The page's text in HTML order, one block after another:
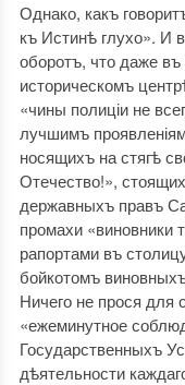
Однако, какъ
къ Истинѣ глухо». И
оборотъ, что даже
историческомъ
«чины полиціи не
лучшимъ
носящихъ на стягѣ
Отечество!»,
державныхъ правъ
промахи «виновники
рапортами въ
бойкотомъ
Ничего не прося для
«ежеминутное
Государственныхъ
дѣятельности